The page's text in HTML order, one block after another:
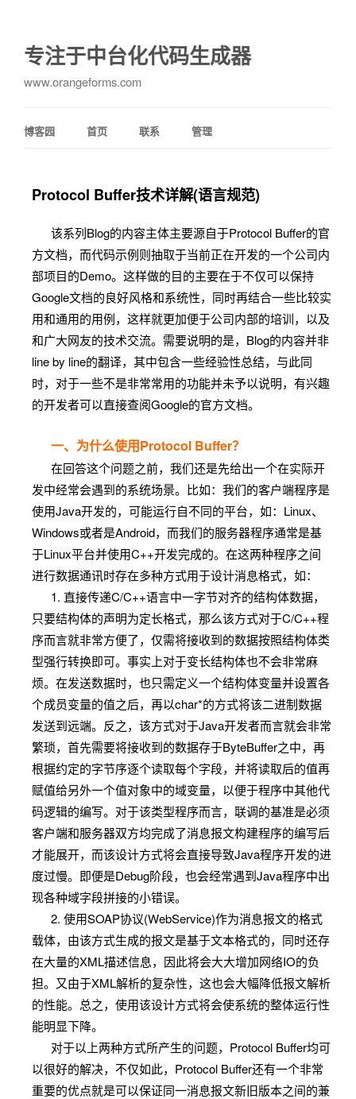
专注于中台化代码生成器
www.orangeforms.com
博客园 首页 联系 管理
Protocol Buffer技术详解(语言规范)
该系列Blog的内容主体主要源自于Protocol Buffer的官
方文档，而代码示例则抽取于当前正在开发的一个公司内
部项目的Demo。这样做的目的主要在于不仅可以保持
Google文档的良好风格和系统性，同时再结合一些比较实
用和通用的用例，这样就更加便于公司内部的培训，以及
和广大网友的技术交流。需要说明的是，Blog的内容并非
line by line的翻译，其中包含一些经验性总结，与此同
时，对于一些不是非常常用的功能并未予以说明，有兴趣
的开发者可以直接查阅Google的官方文档。
一、为什么使用Protocol Buffer？
在回答这个问题之前，我们还是先给出一个在实际开
发中经常会遇到的系统场景。比如：我们的客户端程序是
使用Java开发的，可能运行自不同的平台，如：Linux、
Windows或者是Android，而我们的服务器程序通常是基
于Linux平台并使用C++开发完成的。在这两种程序之间
进行数据通讯时存在多种方式用于设计消息格式，如：
1. 直接传递C/C++语言中一字节对齐的结构体数据，
只要结构体的声明为定长格式，那么该方式对于C/C++程
序而言就非常方便了，仅需将接收到的数据按照结构体类
型强行转换即可。事实上对于变长结构体也不会非常麻
烦。在发送数据时，也只需定义一个结构体变量并设置各
个成员变量的值之后，再以char*的方式将该二进制数据
发送到远端。反之，该方式对于Java开发者而言就会非常
繁琐，首先需要将接收到的数据存于ByteBuffer之中，再
根据约定的字节序逐个读取每个字段，并将读取后的值再
赋值给另外一个值对象中的域变量，以便于程序中其他代
码逻辑的编写。对于该类型程序而言，联调的基准是必须
客户端和服务器双方均完成了消息报文构建程序的编写后
才能展开，而该设计方式将会直接导致Java程序开发的进
度过慢。即便是Debug阶段，也会经常遇到Java程序中出
现各种域字段拼接的小错误。
2. 使用SOAP协议(WebService)作为消息报文的格式
载体，由该方式生成的报文是基于文本格式的，同时还存
在大量的XML描述信息，因此将会大大增加网络IO的负
担。又由于XML解析的复杂性，这也会大幅降低报文解析
的性能。总之，使用该设计方式将会使系统的整体运行性
能明显下降。
对于以上两种方式所产生的问题，Protocol Buffer均可
以很好的解决，不仅如此，Protocol Buffer还有一个非常
重要的优点就是可以保证同一消息报文新旧版本之间的兼